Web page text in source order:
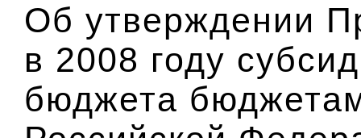
Об утверждении
в 2008 году
бюджета